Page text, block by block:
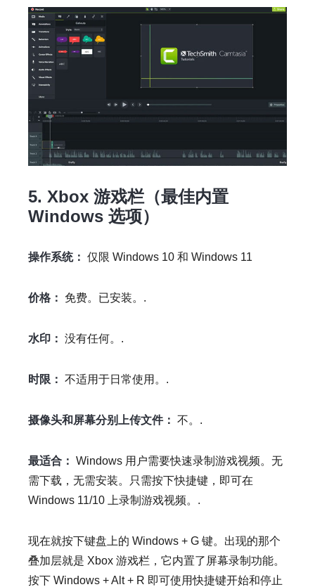
5. Xbox 游戏栏（最佳内置
Windows 选项）
操作系统： 仅限 Windows 10 和 Windows 11
价格： 免费。已安装。.
水印： 没有任何。.
时限： 不适用于日常使用。.
摄像头和屏幕分别上传文件： 不。.
最适合： Windows 用户需要快速录制游戏视频。无
需下载，无需安装。只需按下快捷键，即可在
Windows 11/10 上录制游戏视频。.
现在就按下键盘上的 Windows + G 键。出现的那个
叠加层就是 Xbox 游戏栏，它内置了屏幕录制功能。
按下 Windows + Alt + R 即可使用快捷键开始和停止